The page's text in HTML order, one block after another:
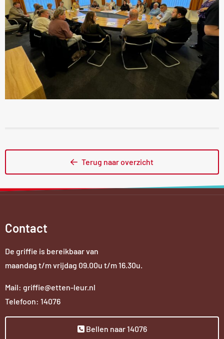
Terug naar overzicht
Contact
De griffie is bereikbaar van
maandag t/m vrijdag 09.00u t/m 16.30u.
Mail: griffie@etten-leur.nl
Telefoon: 14076
Bellen naar 14076